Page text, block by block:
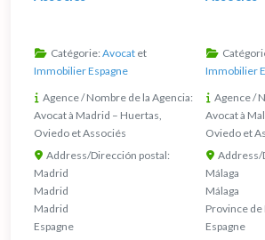
Catégorie: Avocatet
Immobilier Espagne
Agence / Nombre de la Agencia:
Avocat à Madrid – Huertas,
Oviedo et Associés
Address/Dirección postal:
Madrid
Madrid
Madrid
Espagne
Immobilier
Agence /
Avocat à
Oviedo et
Address/
Málaga
Málaga
Province de
Espagne